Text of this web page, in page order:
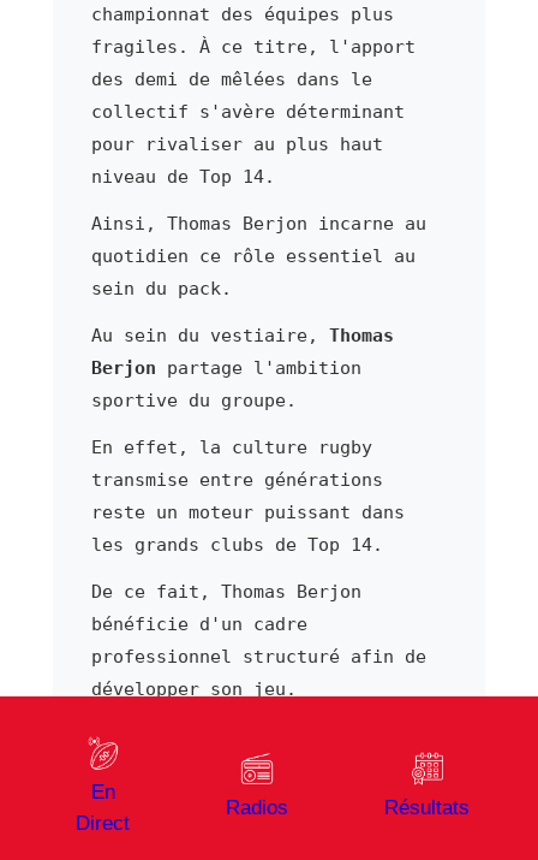
championnat des équipes plus
fragiles. À ce titre, l'apport
des demi de mêlées dans le
collectif s'avère déterminant
pour rivaliser au plus haut
niveau de Top 14.
Ainsi, Thomas Berjon incarne au
quotidien ce rôle essentiel au
sein du pack.
Au sein du vestiaire, Thomas
Berjon partage l'ambition
sportive du groupe.
En effet, la culture rugby
transmise entre générations
reste un moteur puissant dans
les grands clubs de Top 14.
De ce fait, Thomas Berjon
bénéficie d'un cadre
professionnel structuré afin de
développer son jeu.
Par ailleurs, sa présence
régulière dans les compositions
envoyées par l'entraîneur
atteste de la confiance accordée
En
Direct
Radios Résultats